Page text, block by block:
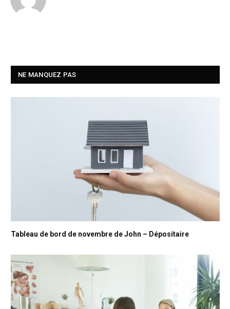
NE MANQUEZ PAS
Tableau de bord de novembre de John – Dépositaire